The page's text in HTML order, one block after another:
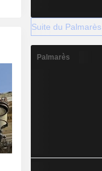
Suite du Palmarès
Palmarès